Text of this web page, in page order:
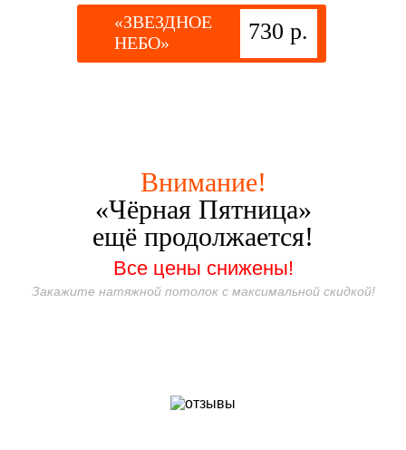
«ЗВЕЗДНОЕ
НЕБО»
730 р.
Внимание!
«Чёрная Пятница»
ещё продолжается!
Все цены снижены!
Закажите натяжной потолок с максимальной скидкой!